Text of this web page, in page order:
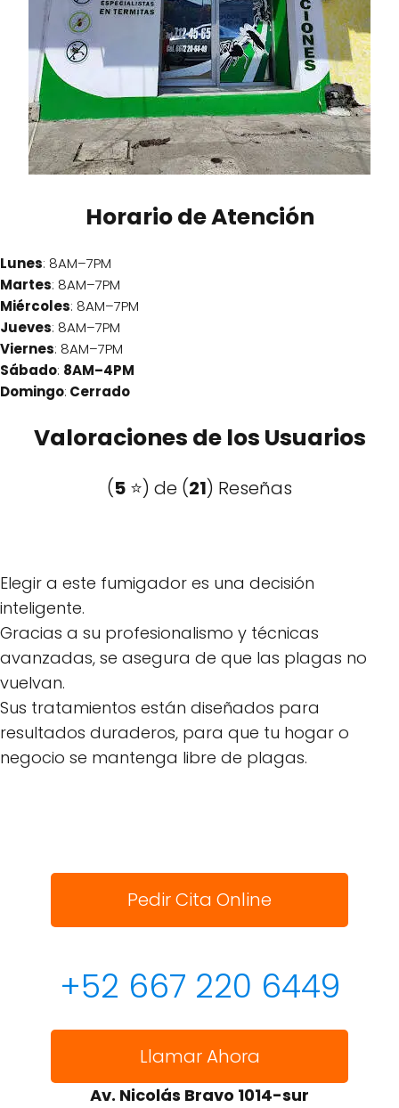
Horario de Atención
Lunes: 8AM–7PM
Martes: 8AM–7PM
Miércoles: 8AM–7PM
Jueves: 8AM–7PM
Viernes: 8AM–7PM
Sábado: 8AM–4PM
Domingo: Cerrado
Valoraciones de los Usuarios
(5 ⭐️) de (21) Reseñas
Elegir a este fumigador es una decisión
inteligente.
Gracias a su profesionalismo y técnicas
avanzadas, se asegura de que las plagas no
vuelvan.
Sus tratamientos están diseñados para
resultados duraderos, para que tu hogar o
negocio se mantenga libre de plagas.
Pedir Cita Online
+52 667 220 6449
Llamar Ahora
Av. Nicolás Bravo 1014-sur